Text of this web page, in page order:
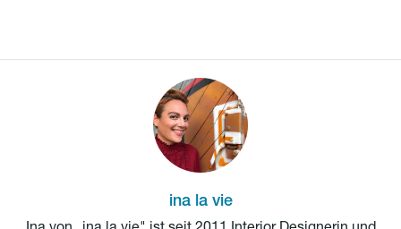
ina la vie